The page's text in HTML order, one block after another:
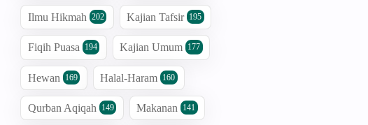
Ilmu Hikmah 202 Kajian Tafsir 195
Fiqih Puasa 194 Kajian Umum 177
Hewan 169 Halal-Haram 160
Qurban Aqiqah 149 Makanan 141